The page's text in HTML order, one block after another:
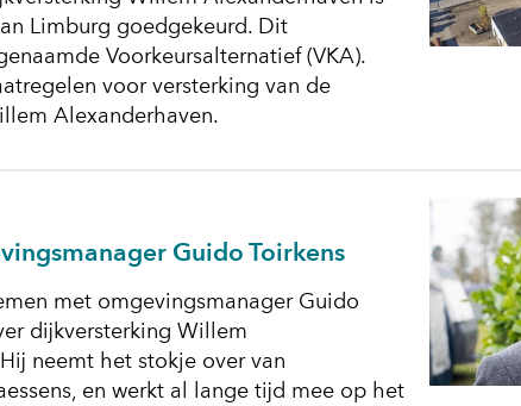
Limburg goedgekeurd. Dit
Voorkeursalternatief (VKA).
voor versterking van de
Alexanderhaven.
Guido Toirkens
met omgevingsmanager Guido
dijkversterking Willem
neemt het stokje over van
en werkt al lange tijd mee op het